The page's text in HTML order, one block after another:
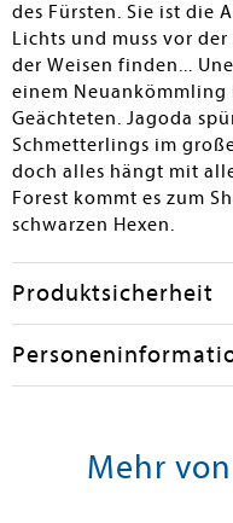
des Fürsten. Sie ist die
Lichts und muss vor
der Weisen finden...
einem Neuankömmling
Geächteten. Jagoda
Schmetterlings im
doch alles hängt mit
Forest kommt es zum
schwarzen Hexen.
Produktsicherheit
Mehr